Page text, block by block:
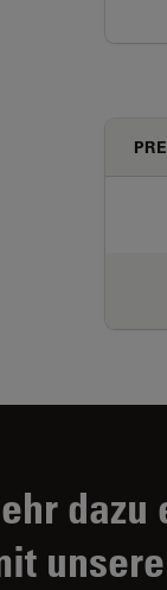
dazu